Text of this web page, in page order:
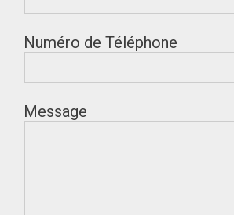
Numéro de Téléphone
Message